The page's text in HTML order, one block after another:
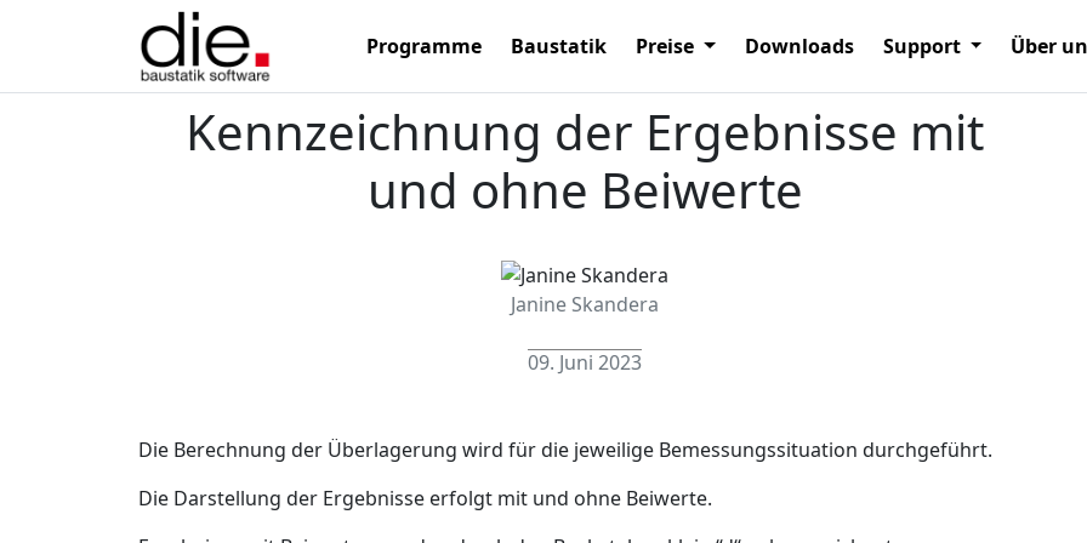
Programme Baustatik Preise Downloads Support Über
Kennzeichnung der Ergebnisse mit
und ohne Beiwerte
Janine Skandera
09. Juni 2023
Die Berechnung der Überlagerung wird für die jeweilige Bemessungssituation durchgeführt.
Die Darstellung der Ergebnisse erfolgt mit und ohne Beiwerte.